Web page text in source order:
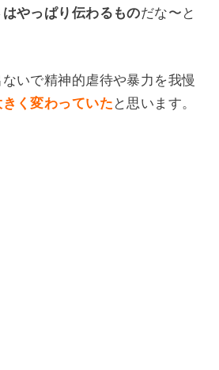
やっぱり伝わるものだな〜と
いで精神的虐待や暴力を我慢
きく変わっていた と思います。